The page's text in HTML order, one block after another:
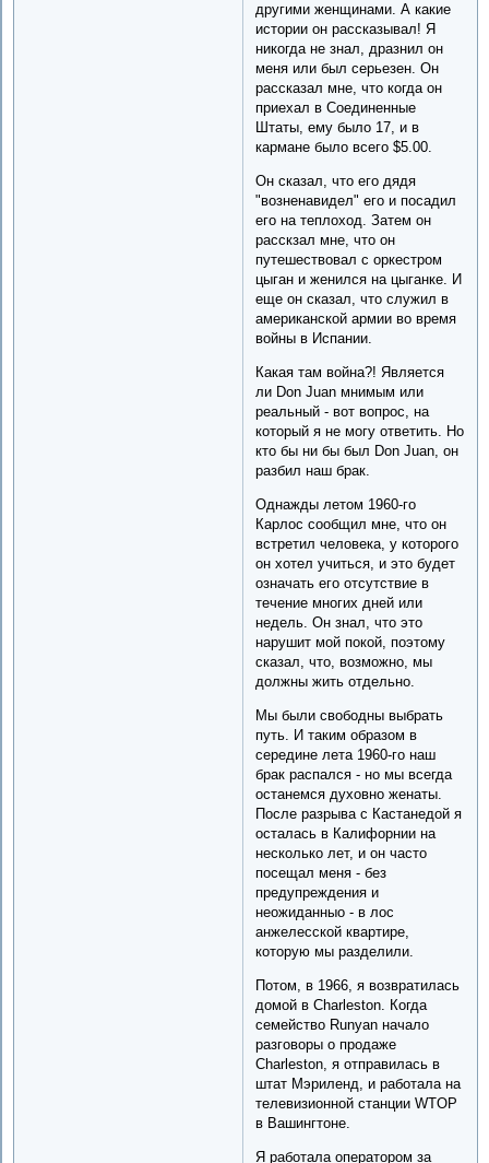
другими женщинами. А какие
истории он рассказывал! Я
никогда не знал, дразнил он
меня или был серьезен. Он
рассказал мне, что когда он
приехал в Соединенные
Штаты, ему было 17, и в
кармане было всего $5.00.
Он сказал, что его дядя
"возненавидел" его и посадил
его на теплоход. Затем он
расскзал мне, что он
путешествовал с оркестром
цыган и женился на цыганке. И
еще он сказал, что служил в
американской армии во время
войны в Испании.
Какая там война?! Является
ли Don Juan мнимым или
реальный - вот вопрос, на
который я не могу ответить. Но
кто бы ни бы был Don Juan, он
разбил наш брак.
Однажды летом 1960-го
Карлос сообщил мне, что он
встретил человека, у которого
он хотел учиться, и это будет
означать его отсутствие в
течение многих дней или
недель. Он знал, что это
нарушит мой покой, поэтому
сказал, что, возможно, мы
должны жить отдельно.
Мы были свободны выбрать
путь. И таким образом в
середине лета 1960-го наш
брак распался - но мы всегда
останемся духовно женаты.
После разрыва с Кастанедой я
осталась в Калифорнии на
несколько лет, и он часто
посещал меня - без
предупреждения и
неожиданныо - в лос
анжелесской квартире,
которую мы разделили.
Потом, в 1966, я возвратилась
домой в Charleston. Когда
семейство Runyan начало
разговоры о продаже
Charleston, я отправилась в
штат Мэриленд, и работала на
телевизионной станции WTOP
в Вашингтоне.
Я работала оператором за